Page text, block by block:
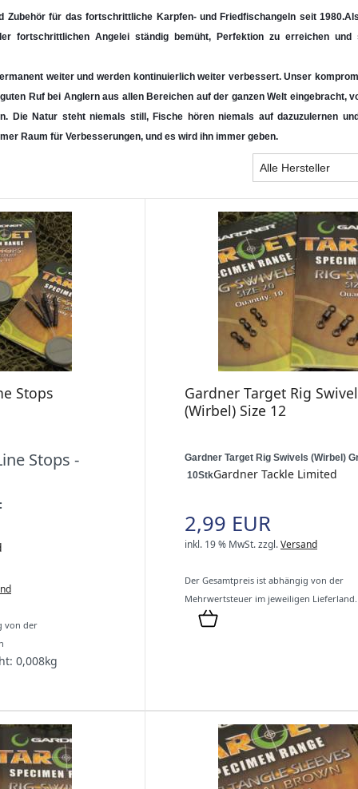
Zubehör für das fortschrittliche Karpfen- und Friedfischangeln seit 1980.
fortschrittlichen Angelei ständig bemüht, Perfektion zu erreichen und
weiter und werden kontinuierlich weiter verbessert. Unser
Ruf bei Anglern aus allen Bereichen auf der ganzen Welt eingebracht,
Die Natur steht niemals still, Fische hören niemals auf dazuzulernen
Raum für Verbesserungen, und es wird ihn immer geben.
Stops
Stops -
von der
0,008kg
Gardner Target Rig
(Wirbel) Size 12
Gardner Target Rig Swivels (Wirbel)
10StkGardner Tackle Limited
2,99 EUR
inkl. 19 % MwSt.zzgl.Versand
Der Gesamtpreis ist abhängig von der
Mehrwertsteuer im jeweiligen Lieferland.